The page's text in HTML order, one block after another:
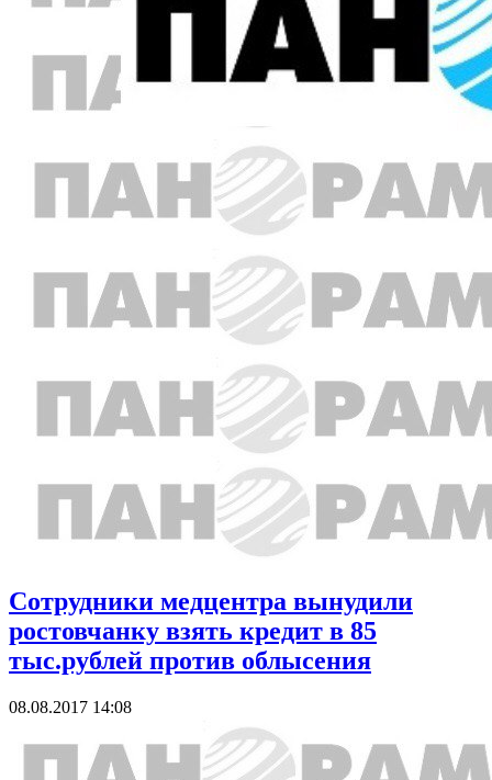
Сотрудники медцентра вынудили
ростовчанку взять кредит в 85
тыс.рублей против облысения
08.08.2017 14:08